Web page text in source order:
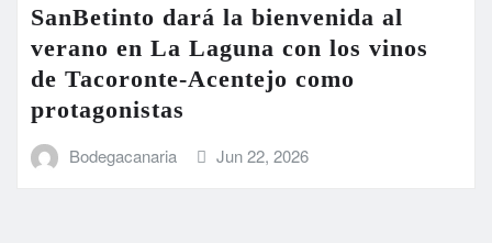
SanBetinto dará la bienvenida al
verano en La Laguna con los vinos
de Tacoronte-Acentejo como
protagonistas
Bodegacanaria Jun 22, 2026